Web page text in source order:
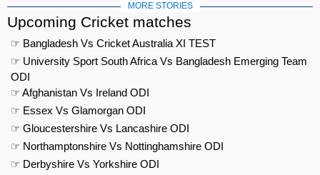
MORE STORIES
Upcoming Cricket matches
☞ Bangladesh Vs Cricket Australia XI TEST
☞ University Sport South Africa Vs Bangladesh Emerging Team
ODI
☞ Afghanistan Vs Ireland ODI
☞ Essex Vs Glamorgan ODI
☞ Gloucestershire Vs Lancashire ODI
☞ Northamptonshire Vs Nottinghamshire ODI
☞ Derbyshire Vs Yorkshire ODI